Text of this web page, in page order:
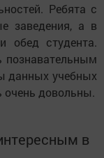
Ребята с
заведения, а в
обед студента.
познавательным
данных учебных
очень довольны.
в